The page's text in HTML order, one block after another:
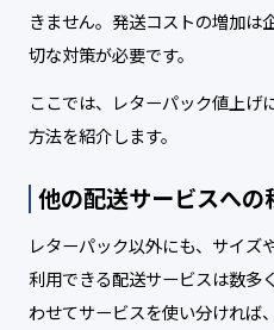
きません。発送コストの増加は
切な対策が必要です。
ここでは、レターパック値上げ
方法を紹介します。
他の配送サービスへの
レターパック以外にも、サイズ
利用できる配送サービスは数多
わせてサービスを使い分ければ